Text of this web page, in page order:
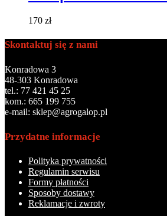
170 zł
Skontaktuj się z nami
Konradowa 3
48-303 Konradowa
tel.: 77 421 45 25
kom.: 665 199 755
e-mail: sklep@agrogalop.pl
Przydatne informacje
Polityka prywatności
Regulamin serwisu
Formy płatności
Sposoby dostawy
Reklamacje i zwroty